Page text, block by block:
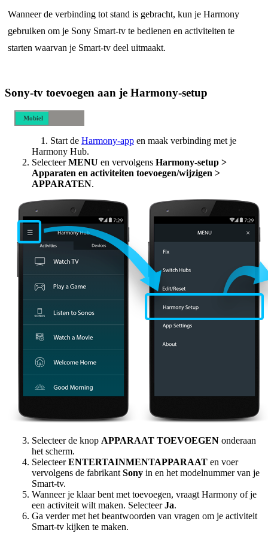
Wanneer de verbinding tot stand is gebracht, kun je Harmony
gebruiken om je Sony Smart-tv te bedienen en activiteiten te
starten waarvan je Smart-tv deel uitmaakt.
Sony-tv toevoegen aan je Harmony-setup
Mobiel
Start de Harmony-app en maak verbinding met je
Harmony Hub.
SelecteerMENU en vervolgens Harmony-setup >
Apparaten en activiteiten toevoegen/wijzigen >
APPARATEN.
Selecteer de knop APPARAAT TOEVOEGEN onderaan
het scherm.
SelecteerENTERTAINMENTAPPARAAT en voer
vervolgens de fabrikant Sony in en het modelnummer van je
Smart-tv.
Wanneer je klaar bent met toevoegen, vraagt Harmony of je
een activiteit wilt maken. SelecteerJa.
Ga verder met het beantwoorden van vragen om je activiteit
Smart-tv kijken te maken.